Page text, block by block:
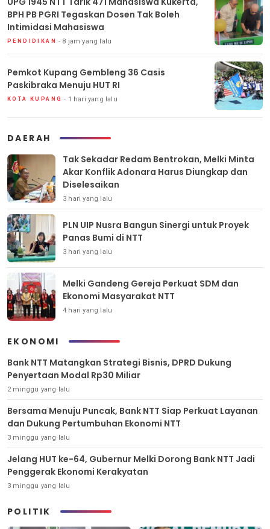
BPH PB PGRI Tegaskan Dosen Tak Boleh
Intimidasi Mahasiswa
PENDIDIKAN 8 jam yang lalu
Pemkot Kupang Gembleng 36 Casis
Paskibraka Menuju HUT RI
KOTA KUPANG 1 hari yang lalu
DAERAH
Tak Sekadar Redam Bentrokan, Melki Minta
Akar Konflik Adonara Harus Diungkap dan
Diselesaikan
3 hari yang lalu
PLN UIP Nusra Bangun Sinergi untuk Proyek
Panas Bumi di NTT
3 hari yang lalu
Melki Gandeng Gereja Perkuat SDM dan
Ekonomi Masyarakat NTT
4 hari yang lalu
EKONOMI
Bank NTT Matangkan Strategi Bisnis, DPRD Dukung
Penyertaan Modal Rp30 Miliar
2 minggu yang lalu
Bersama Menuju Puncak, Bank NTT Siap Perkuat Layanan
dan Dukung Pertumbuhan Ekonomi NTT
3 minggu yang lalu
Jelang HUT ke-64, Gubernur Melki Dorong Bank NTT Jadi
Penggerak Ekonomi Kerakyatan
3 minggu yang lalu
POLITIK